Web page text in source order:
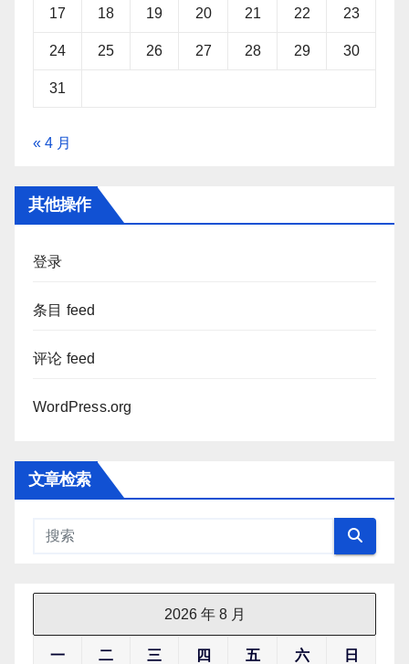
17 18 19 20 21 22 23
24 25 26 27 28 29 30
31
« 4 月
其他操作
登录
条目 feed
评论 feed
WordPress.org
文章检索
2026 年 8 月
一 二 三 四 五 六 日